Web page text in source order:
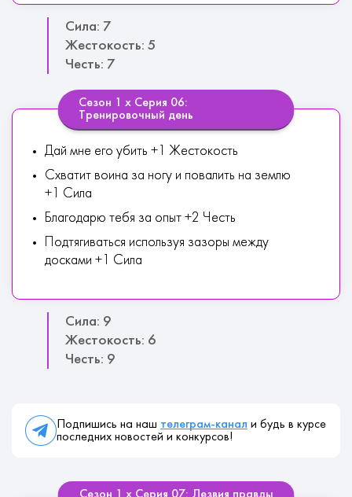
Сила: 7
Жестокость: 5
Честь: 7
Сезон 1 х Серия 06:
Тренировочный день
Дай мне его убить +1 Жестокость
Схватит воина за ногу и повалить на землю
+1 Сила
Благодарю тебя за опыт +2 Честь
Подтягиваться используя зазоры между
досками +1 Сила
Сила: 9
Жестокость: 6
Честь: 9
Подпишись на наш телеграм-канал и будь в курсе
последних новостей и конкурсов!